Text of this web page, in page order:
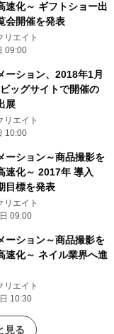
速化～ ギフトショー出
会開催を発表
リエイト
09:00
ーション、2018年1月
ッグサイトで開催の
展
リエイト
10:00
ーション～商品撮影を
速化～ 2017年 導入
目標を発表
リエイト
09:00
ーション～商品撮影を
速化～ ネイル業界へ進
リエイト
10:30
見る